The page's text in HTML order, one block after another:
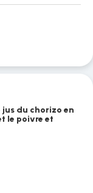
jus du chorizo en
le poivre et